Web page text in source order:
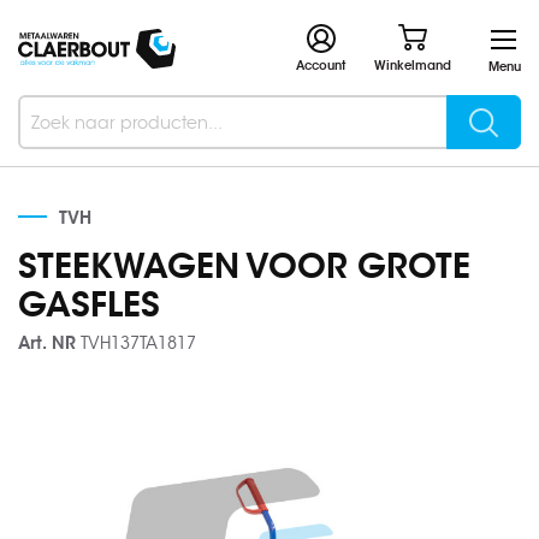
Menu
Winkelmand
Account
Search
TVH
STEEKWAGEN VOOR GROTE
GASFLES
Art. NR TVH137TA1817